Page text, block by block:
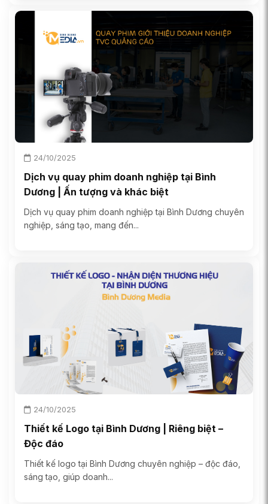
24/10/2025
Dịch vụ quay phim doanh nghiệp tại Bình
Dương | Ấn tượng và khác biệt
Dịch vụ quay phim doanh nghiệp tại Bình Dương chuyên
nghiệp, sáng tạo, mang đến...
24/10/2025
Thiết kế Logo tại Bình Dương | Riêng biệt –
Độc đáo
Thiết kế logo tại Bình Dương chuyên nghiệp – độc đáo,
sáng tạo, giúp doanh...